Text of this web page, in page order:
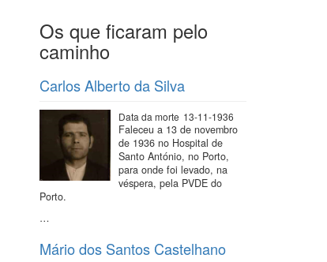
Os que ficaram pelo
caminho
Carlos Alberto da Silva
Data da morte 13-11-1936
Faleceu a 13 de novembro
de 1936 no Hospital de
Santo António, no Porto,
para onde foi levado, na
véspera, pela PVDE do
Porto.
…
Mário dos Santos Castelhano